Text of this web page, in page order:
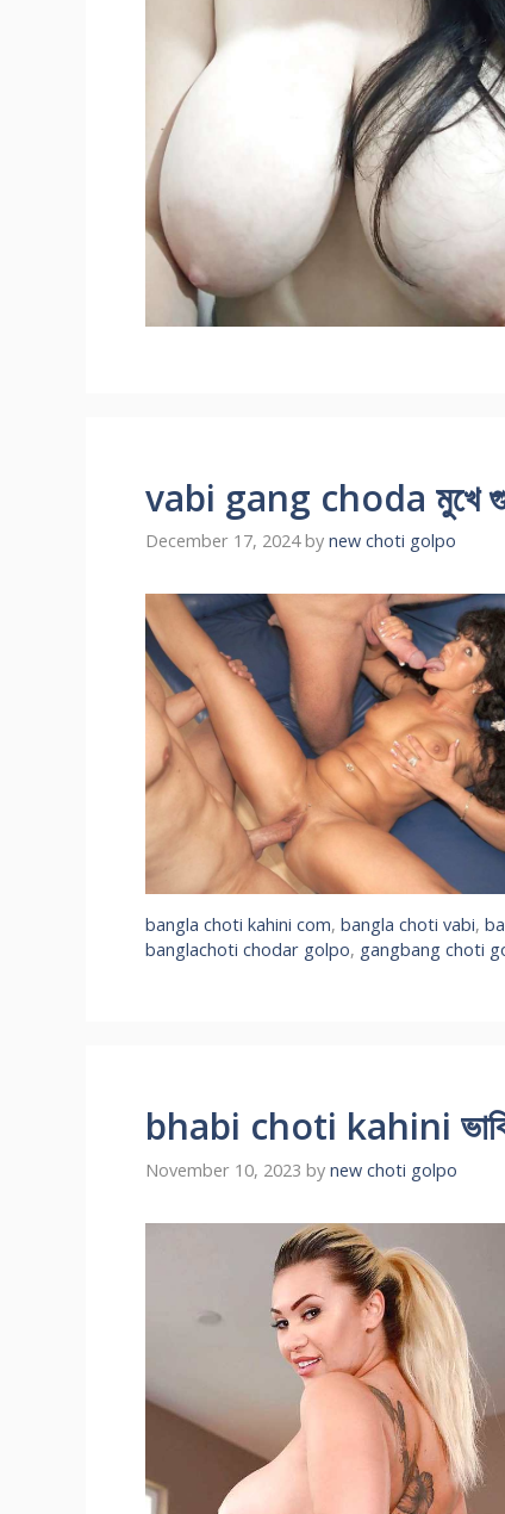
vabi gang choda মুখে
December 17, 2024 by new choti golpo
bangla choti kahini com, bangla choti vabi,
banglachoti chodar golpo, gangbang choti
bhabi choti kahini ভাবি
November 10, 2023 by new choti golpo